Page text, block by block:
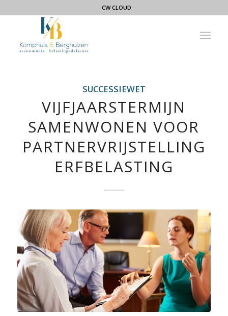
CW CLOUD
SUCCESSIEWET
VIJFJAARSTERMIJN
SAMENWONEN VOOR
PARTNERVRIJSTELLING
ERFBELASTING